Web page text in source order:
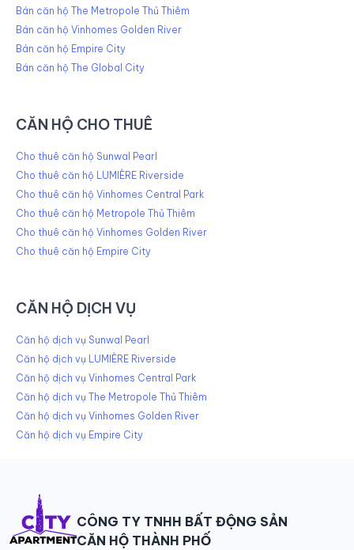
Bán căn hộ The Metropole Thủ Thiêm
Bán căn hộ Vinhomes Golden River
Bán căn hộ Empire City
Bán căn hộ The Global City
CĂN HỘ CHO THUÊ
Cho thuê căn hộ Sunwal Pearl
Cho thuê căn hộ LUMIÈRE Riverside
Cho thuê căn hộ Vinhomes Central Park
Cho thuê căn hộ Metropole Thủ Thiêm
Cho thuê căn hộ Vinhomes Golden River
Cho thuê căn hộ Empire City
CĂN HỘ DỊCH VỤ
Căn hộ dịch vụ Sunwal Pearl
Căn hộ dịch vụ LUMIÈRE Riverside
Căn hộ dịch vụ Vinhomes Central Park
Căn hộ dịch vụ The Metropole Thủ Thiêm
Căn hộ dịch vụ Vinhomes Golden River
Căn hộ dịch vụ Empire City
CÔNG TY TNHH BẤT ĐỘNG SẢN
CĂN HỘ THÀNH PHỐ